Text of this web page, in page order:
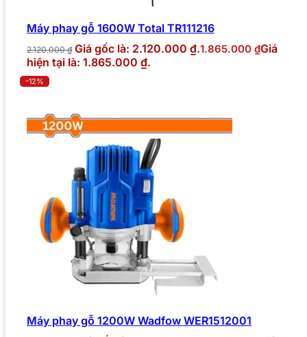
Máy phay gỗ 1600W Total TR111216
2.120.000₫ Giá gốc là: 2.120.000 ₫.1.865.000 ₫Giá
hiện tại là: 1.865.000 ₫.
-12%
Máy phay gỗ 1200W Wadfow WER1512001